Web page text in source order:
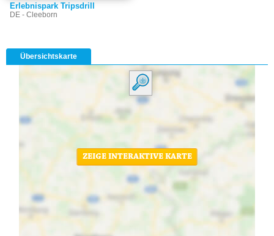
Erlebnispark Tripsdrill
DE - Cleeborn
Übersichtskarte
ZEIGE INTERAKTIVE KARTE